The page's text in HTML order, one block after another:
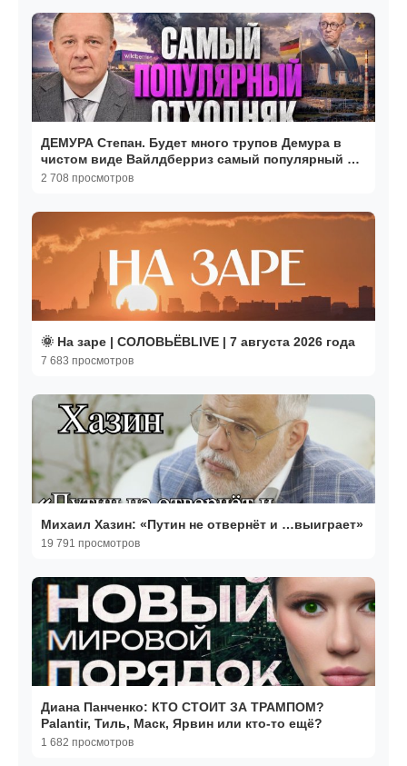
ДЕМУРА Степан. Будет много трупов Демура в
чистом виде Вайлдберриз самый популярный в
нашей син
2 708 просмотров
🌞 На заре | СОЛОВЬЁВLIVE | 7 августа 2026 года
7 683 просмотров
Михаил Хазин: «Путин не отвернёт и …выиграет»
19 791 просмотров
Диана Панченко: КТО СТОИТ ЗА ТРАМПОМ?
Palantir, Тиль, Маск, Ярвин или кто-то ещё?
1 682 просмотров